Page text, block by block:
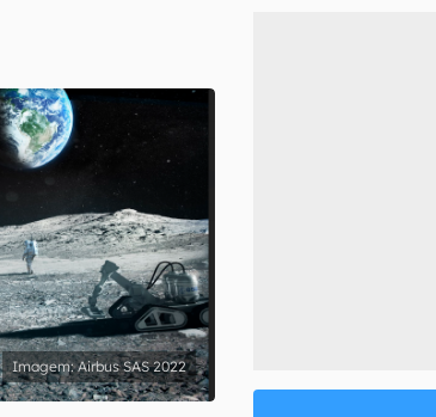
os Termos de Uso e Política de Privacidade do Canaltech.
Airbus SAS 2022